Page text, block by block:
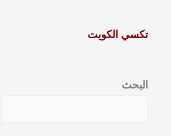
تكسي الكويت
البحث